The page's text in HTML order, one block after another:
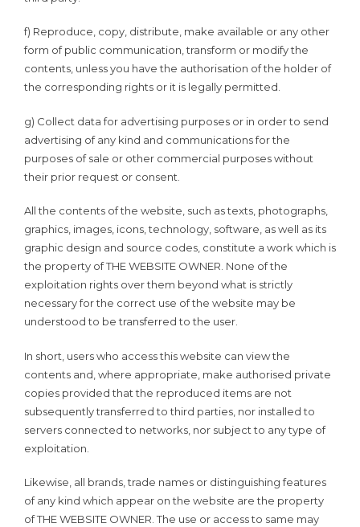
f) Reproduce, copy, distribute, make available or any other
form of public communication, transform or modify the
contents, unless you have the authorisation of the holder of
the corresponding rights or it is legally permitted.
g) Collect data for advertising purposes or in order to send
advertising of any kind and communications for the
purposes of sale or other commercial purposes without
their prior request or consent.
All the contents of the website, such as texts, photographs,
graphics, images, icons, technology, software, as well as its
graphic design and source codes, constitute a work which is
the property of THE WEBSITE OWNER. None of the
exploitation rights over them beyond what is strictly
necessary for the correct use of the website may be
understood to be transferred to the user.
In short, users who access this website can view the
contents and, where appropriate, make authorised private
copies provided that the reproduced items are not
subsequently transferred to third parties, nor installed to
servers connected to networks, nor subject to any type of
exploitation.
Likewise, all brands, trade names or distinguishing features
of any kind which appear on the website are the property
of THE WEBSITE OWNER. The use or access to same may